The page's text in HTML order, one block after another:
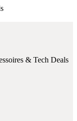
& Tech Deals